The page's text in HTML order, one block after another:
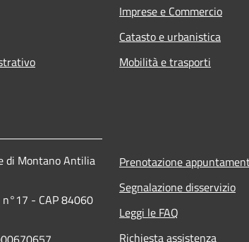
Imprese e Commercio
Catasto e urbanistica
Mobilità e trasporti
di Montano Antilia
- CAP 84060
Prenotazione
Segnalazione disservizio
Leggi le FAQ
Richiesta assistenza